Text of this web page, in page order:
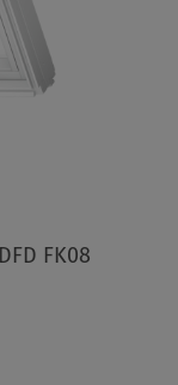
FK08